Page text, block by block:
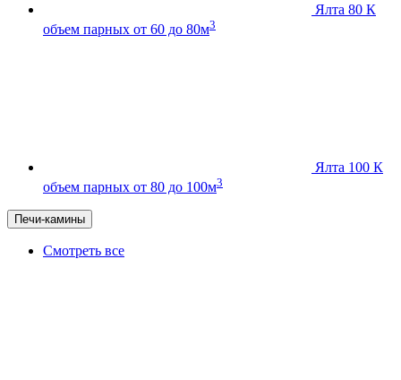
Ялта 80 К
объем парных от 60 до 80м3
Ялта 100 К
объем парных от 80 до 100м3
Печи-камины
Смотреть все